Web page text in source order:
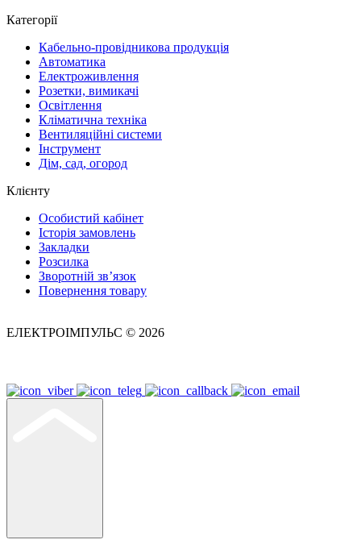
Категорії
Кабельно-провідникова продукція
Автоматика
Електроживлення
Розетки, вимикачі
Освітлення
Кліматична техніка
Вентиляційні системи
Інструмент
Дім, сад, огород
Клієнту
Особистий кабінет
Історія замовлень
Закладки
Розсилка
Зворотній зв’язок
Повернення товару
ЕЛЕКТРОІМПУЛЬС © 2026